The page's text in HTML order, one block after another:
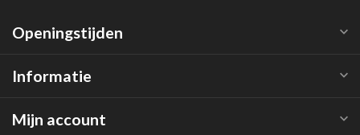
Openingstijden
Informatie
Mijn account